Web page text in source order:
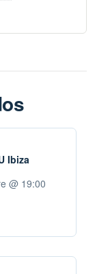
Ibiza
@ 19:00